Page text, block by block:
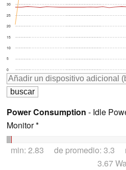
0
5
10
15
20
25
30
Power Consumption - Idle
Monitor *
min: 2.83 de promedio: 3.3
3.67